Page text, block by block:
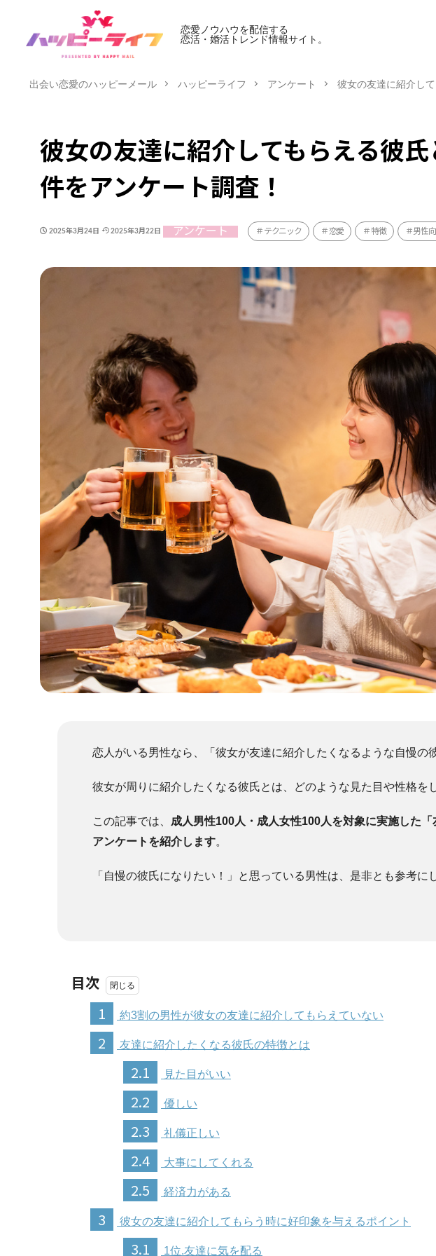
恋愛ノウハウを配信する
恋活・婚活トレンド情報サイト。
出会い恋愛のハッピーメール ハッピーライフ アンケート 彼女の友達に紹介し
彼女の友達に紹介してもらえる彼
件をアンケート調査！
2025年3月24日 2025年3月22日 アンケート テクニック 恋愛 特徴 男性
恋人がいる男性なら、「彼女が友達に紹介したくなるような自慢の
彼女が周りに紹介したくなる彼氏とは、どのような見た目や性格を
この記事では、 成人男性100人・成人女性100人を対象に実施した
アンケートを紹介します。
「自慢の彼氏になりたい！」と思っている男性は、是非とも参考に
目次
1
約3割の男性が彼女の友達に紹介してもらえていない
2 友達に紹介したくなる彼氏の特徴とは
2.1 見た目がいい
2.2 優しい
2.3 礼儀正しい
2.4 大事にしてくれる
2.5 経済力がある
3 彼女の友達に紹介してもらう時に好印象を与えるポイント
3.1 1位.友達に気を配る